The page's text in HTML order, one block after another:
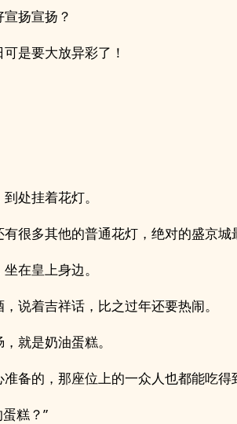
扬宣扬？
是要大放异彩了！
处挂着花灯。
很多其他的普通花灯，绝对的盛京城
在皇上身边。
说着吉祥话，比之过年还要热闹。
就是奶油蛋糕。
备的，那座位上的一众人也都能吃得
糕？”